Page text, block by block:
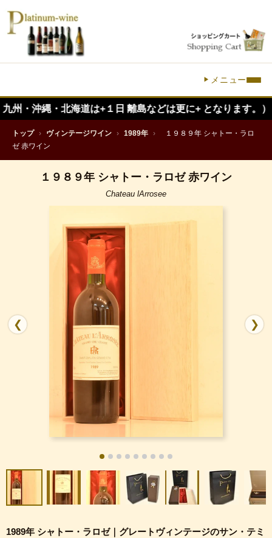
メニュー
北海道は+１日 離島などは更に+ となります。）
トップ › ヴィンテージワイン › 1989年 ›
１９８９年 シャトー・ラロ
ゼ 赤ワイン
１９８９年 シャトー・ラロゼ 赤ワイン
Chateau lArrosee
❮ ❯
1989年 シャトー・ラロゼ｜グレートヴィンテージのサン・テミ